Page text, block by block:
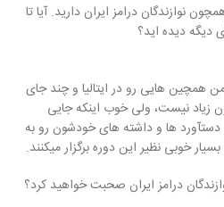
نوازندگان درامز ایران دارید. آیا تا
دیده اید؟
هایی رو در ایتالیا و چند جای
زیاد نیست، ولی خوب اینکه جایی
ها و داشته های خودشون رو به
خوبی نظیر این دوره برگزار میکنند.
درامز ایران صحبت خواهید کرد؟